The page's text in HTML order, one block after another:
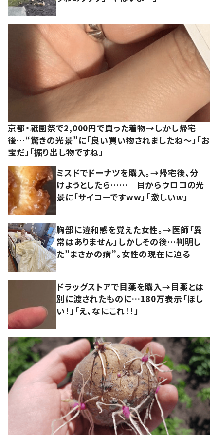
京都・祇園祭で2,000円で買った着物→しかし帰宅
後…“驚きの光景”に「良い買い物されましたね～」「お
宝だ」「掘り出し物ですね」
ミスドでドーナツを購入。→帰宅後、分
けようとしたら…… 目からウロコの光
景に「サイコーですww」「激しいw」
胸部に違和感を覚えた女性。→医師「異
常はありません」しかしその後…判明し
た”まさかの病”。女性の現在に迫る
ドラッグストアで目薬を購入→目薬とは
別に渡されたものに…180万表示「ほし
い！」「え、なにこれ！！」